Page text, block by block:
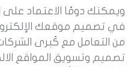
ويمكنك دومًا الاعتماد على
في تصميم موقعك
من التعامل مع كُبرى
تصميم وتسويق المواقع